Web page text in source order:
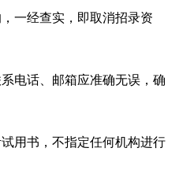
一经查实，即取消招录资
话、邮箱应准确无误，确
书，不指定任何机构进行